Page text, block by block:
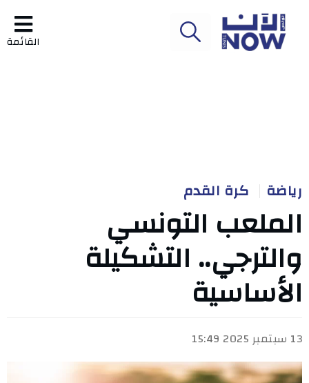
القائمة
رياضة كرة القدم
الملعب التونسي
والترجي.. التشكيلة
الأساسية
13 سبتمبر 2025 15:49